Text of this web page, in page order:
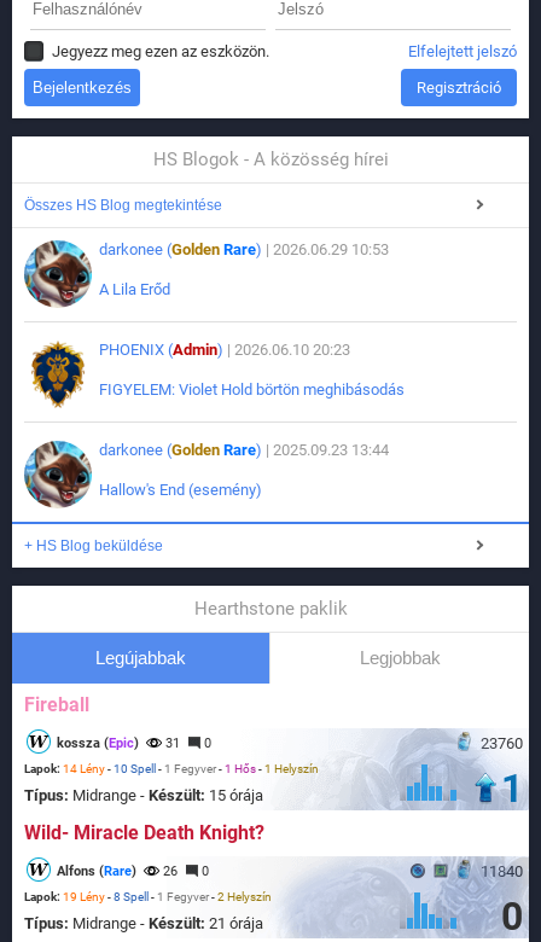
Jegyezz meg ezen az eszközön. Elfelejtett jelszó
Regisztráció
HS Blogok - A közösség hírei
Összes HS Blog megtekintése
darkonee (Golden Rare) | 2026.06.29 10:53
A Lila Erőd
PHOENIX (Admin) | 2026.06.10 20:23
FIGYELEM: Violet Hold börtön meghibásodás
darkonee (Golden Rare) | 2025.09.23 13:44
Hallow's End (esemény)
+ HS Blog beküldése
Hearthstone paklik
Legújabbak Legjobbak
Fireball
23760
kossza (Epic) 31 0
Lapok: 14 Lény-10 Spell - 1 Fegyver-1 Hős-1 Helyszín
Típus: Midrange - Készült: 15 órája 1
Wild- Miracle Death Knight?
11840
Alfons (Rare) 26 0
Lapok: 19 Lény-8 Spell - 1 Fegyver-2 Helyszín
Típus: Midrange - Készült: 21 órája 0